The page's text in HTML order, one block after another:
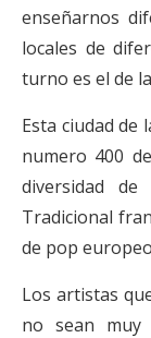
enseñarnos
locales de
turno es el de
Esta ciudad de
numero 400
diversidad
Tradicional
de pop
Los artistas
no sean muy